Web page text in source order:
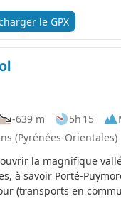
le GPX
-639 m 5h 15
(Pyrénées-Orientales)
la magnifique
à savoir Porté-
(transports en